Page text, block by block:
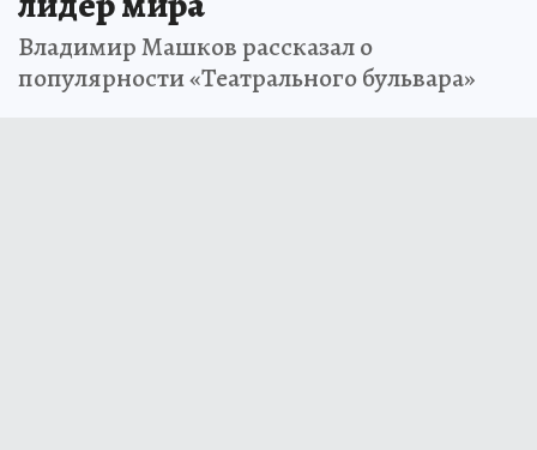
Владимир Машков рассказал о
популярности «Театрального бульвара»